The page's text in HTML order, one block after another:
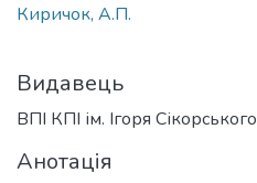
Киричок, А.П.
Видавець
ВПІ КПІ ім. Ігоря Сікорського
Анотація